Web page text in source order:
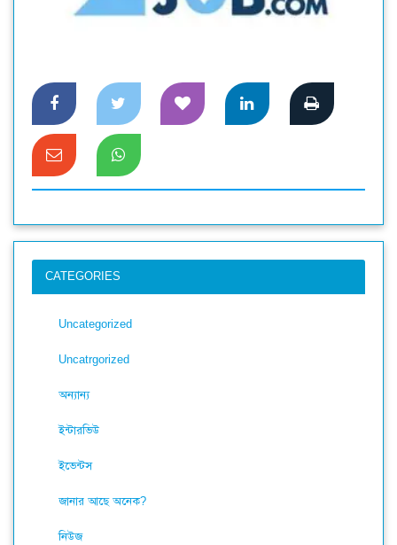
CATEGORIES
Uncategorized
Uncatrgorized
অন্যান্য
ইন্টারভিউ
ইভেন্টস
জানার আছে অনেক?
নিউজ